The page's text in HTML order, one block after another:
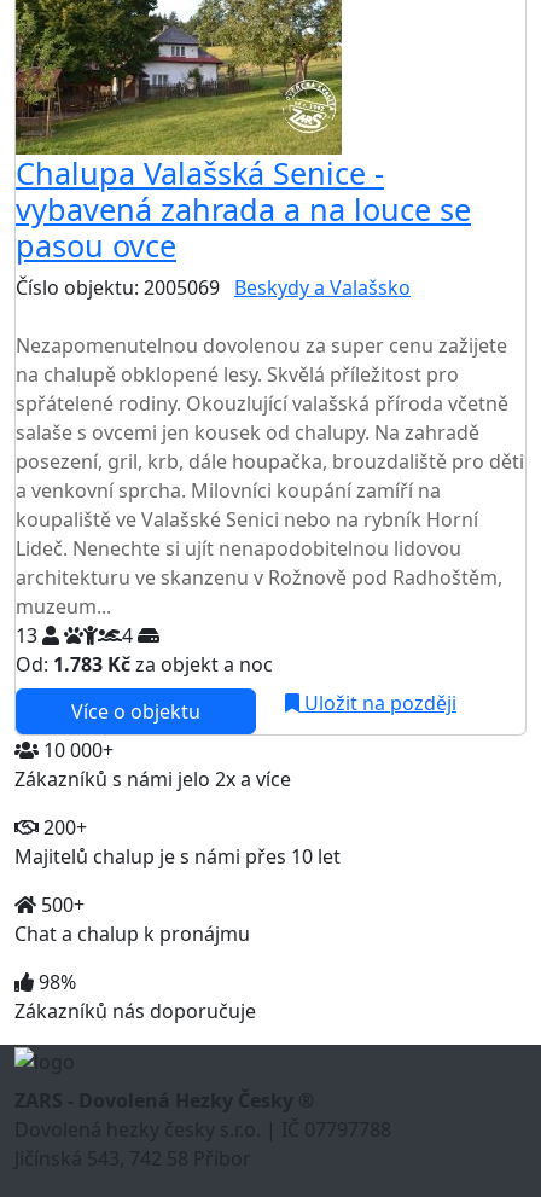
Chalupa Valašská Senice -
vybavená zahrada a na louce se
pasou ovce
Číslo objektu: 2005069 Beskydy a Valašsko
Nezapomenutelnou dovolenou za super cenu zažijete
na chalupě obklopené lesy. Skvělá příležitost pro
spřátelené rodiny. Okouzlující valašská příroda včetně
salaše s ovcemi jen kousek od chalupy. Na zahradě
posezení, gril, krb, dále houpačka, brouzdaliště pro děti
a venkovní sprcha. Milovníci koupání zamíří na
koupaliště ve Valašské Senici nebo na rybník Horní
Lideč. Nenechte si ujít nenapodobitelnou lidovou
architekturu ve skanzenu v Rožnově pod Radhoštěm,
muzeum...
13
4
Od: 1.783 Kčza objekt a noc
Více o objektu
Uložit na později
10 000+
Zákazníků s námi jelo 2x a více
200+
Majitelů chalup je s námi přes 10 let
500+
Chat a chalup k pronájmu
98%
Zákazníků nás doporučuje
ZARS - Dovolená Hezky Česky ®
Dovolená hezky česky s.r.o. | IČ 07797788
Jičínská 543, 742 58 Příbor